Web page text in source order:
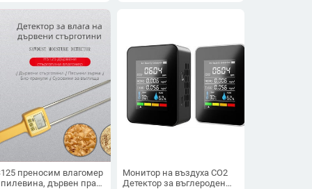
преносим влагомер
дървен прах
Монитор на въздуха CO2
Детектор за въглероден